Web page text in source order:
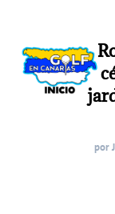
por